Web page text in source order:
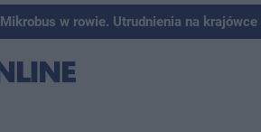
Mikrobus w rowie. Utrudnienia na krajówce